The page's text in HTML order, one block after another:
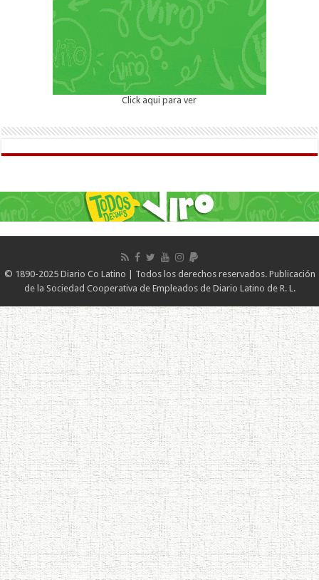
Click aqui para ver
© 1890-2025 Diario Co Latino | Todos los derechos reservados. Publicación
de la Sociedad Cooperativa de Empleados de Diario Latino de R. L.